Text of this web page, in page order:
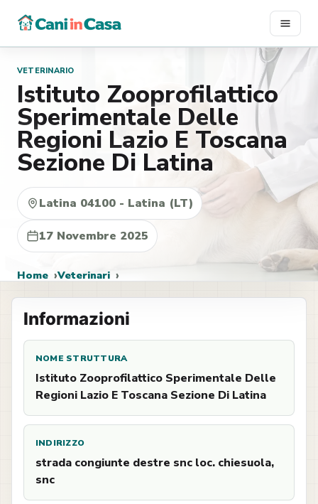
contenuto
VETERINARIO
Istituto Zooprofilattico
Sperimentale Delle
Regioni Lazio E Toscana
Sezione Di Latina
Latina 04100 - Latina (LT)
17 Novembre 2025
Home
Veterinari
Toscana Sezione Di Latina
Informazioni
NOME STRUTTURA
Istituto Zooprofilattico Sperimentale Delle
Regioni Lazio E Toscana Sezione Di Latina
INDIRIZZO
strada congiunte destre snc loc. chiesuola,
snc